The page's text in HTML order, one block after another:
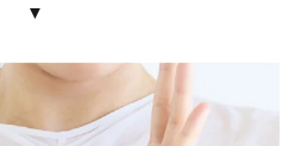
▼